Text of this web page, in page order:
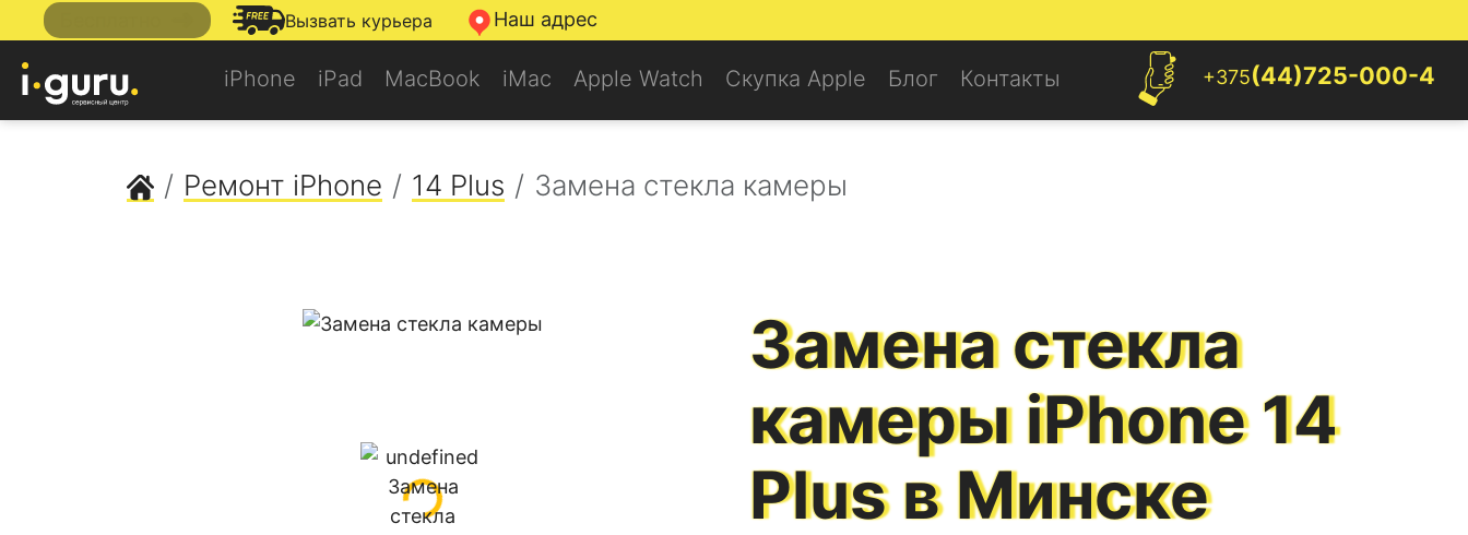
Вызвать курьера Наш адрес
iPhone iPad MacBook iMac Apple Watch Скупка Apple Блог Контакты +375(44)725-000-4
Сервисный центр Apple
Ремонт iPhone 14 Plus Замена стекла камеры
Замена стекла
камеры iPhone 14
Plusв Минске